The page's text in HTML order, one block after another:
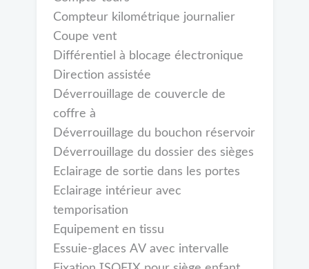
Compteur kilométrique journalier
Coupe vent
Différentiel à blocage électronique
Direction assistée
Déverrouillage de couvercle de
coffre à
Déverrouillage du bouchon réservoir
Déverrouillage du dossier des sièges
Eclairage de sortie dans les portes
Eclairage intérieur avec
temporisation
Equipement en tissu
Essuie-glaces AV avec intervalle